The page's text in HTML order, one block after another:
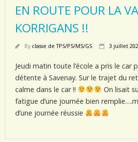
EN ROUTE POUR LA
KORRIGANS !!
By classe de TPS/PS/MS/GS 3 juillet
Jeudi matin toute l’école a pris le car
détente à Savenay. Sur le trajet du
calme dans le car !!
On lisait
fatigue d’une journée bien
d’une journée réussie